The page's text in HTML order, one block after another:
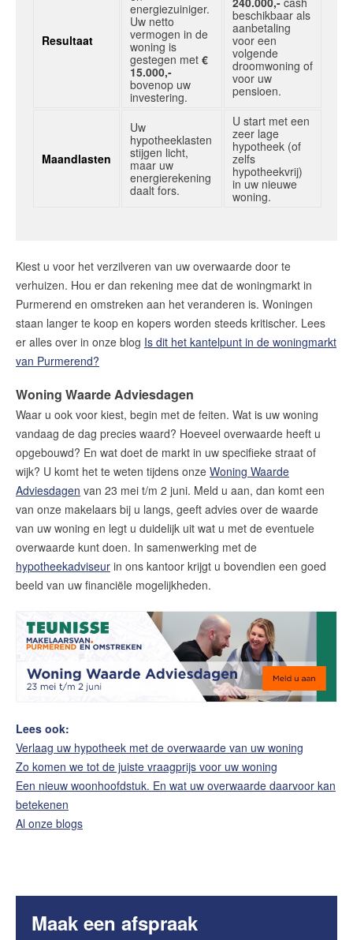
Resultaat
energiezuiniger.
Uw netto
vermogen in de
woning is
gestegen met €
15.000,-
bovenop uw
investering.
beschikbaar als
aanbetaling
voor een
volgende
droomwoning of
voor uw
pensioen.
Maandlasten
Uw
hypotheeklasten
stijgen licht,
maar uw
energierekening
daalt fors.
U start met een
zeer lage
hypotheek (of
zelfs
hypotheekvrij)
in uw nieuwe
woning.
Kiest u voor het verzilveren van uw overwaarde door te
verhuizen. Hou er dan rekening mee dat de woningmarkt in
Purmerend en omstreken aan het veranderen is. Woningen
staan langer te koop en kopers worden steeds kritischer. Lees
er alles over in onze blog Is dit het kantelpunt in de woningmarkt
van Purmerend?
Woning Waarde Adviesdagen
Waar u ook voor kiest, begin met de feiten. Wat is uw woning
vandaag de dag precies waard? Hoeveel overwaarde heeft u
opgebouwd? En wat doet de markt in uw specifieke straat of
wijk? U komt het te weten tijdens onze Woning Waarde
Adviesdagen van 23 mei t/m 2 juni. Meld u aan, dan komt een
van onze makelaars bij u langs, geeft advies over de waarde
van uw woning en legt u duidelijk uit wat u met de eventuele
overwaarde kunt doen. In samenwerking met de
hypotheekadviseur in ons kantoor krijgt u bovendien een goed
beeld van uw financiële mogelijkheden.
Lees ook:
Verlaag uw hypotheek met de overwaarde van uw woning
Zo komen we tot de juiste vraagprijs voor uw woning
Een nieuw woonhoofdstuk. En wat uw overwaarde daarvoor kan
betekenen
Al onze blogs
Maak een afspraak